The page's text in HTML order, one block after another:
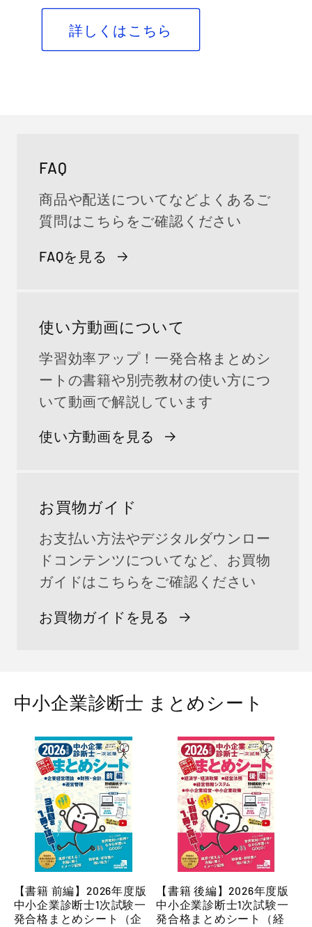
詳しくはこちら
FAQ
商品や配送についてなどよくあるご
質問はこちらをご確認ください
FAQを見る
使い方動画について
学習効率アップ！一発合格まとめシ
ートの書籍や別売教材の使い方につ
いて動画で解説しています
使い方動画を見る
お買物ガイド
お支払い方法やデジタルダウンロー
ドコンテンツについてなど、お買物
ガイドはこちらをご確認ください
お買物ガイドを見る
中小企業診断士 まとめシート
【書籍 前編】2026年度版
中小企業診断士1次試験一
発合格まとめシート（企
【書籍 後編】2026年度版
中小企業診断士1次試験一
発合格まとめシート（経